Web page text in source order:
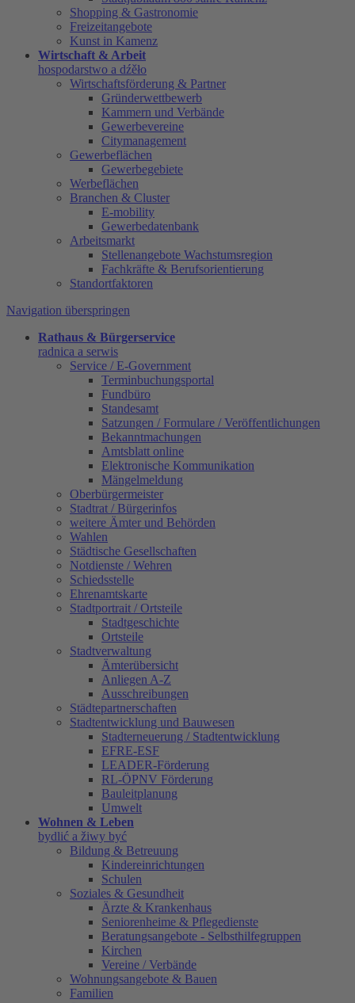
Shopping & Gastronomie
Freizeitangebote
Kunst in Kamenz
Wirtschaft & Arbeit
hospodarstwo a dźěło
Wirtschaftsförderung & Partner
Gründerwettbewerb
Kammern und Verbände
Gewerbevereine
Citymanagement
Gewerbeflächen
Gewerbegebiete
Werbeflächen
Branchen & Cluster
E-mobility
Gewerbedatenbank
Arbeitsmarkt
Stellenangebote Wachstumsregion
Fachkräfte & Berufsorientierung
Standortfaktoren
Navigation überspringen
Rathaus & Bürgerservice
radnica a serwis
Service / E-Government
Terminbuchungsportal
Fundbüro
Standesamt
Satzungen / Formulare / Veröffentlichungen
Bekanntmachungen
Amtsblatt online
Elektronische Kommunikation
Mängelmeldung
Oberbürgermeister
Stadtrat / Bürgerinfos
weitere Ämter und Behörden
Wahlen
Städtische Gesellschaften
Notdienste / Wehren
Schiedsstelle
Ehrenamtskarte
Stadtportrait / Ortsteile
Stadtgeschichte
Ortsteile
Stadtverwaltung
Ämterübersicht
Anliegen A-Z
Ausschreibungen
Städtepartnerschaften
Stadtentwicklung und Bauwesen
Stadterneuerung / Stadtentwicklung
EFRE-ESF
LEADER-Förderung
RL-ÖPNV Förderung
Bauleitplanung
Umwelt
Wohnen & Leben
bydlić a žiwy być
Bildung & Betreuung
Kindereinrichtungen
Schulen
Soziales & Gesundheit
Ärzte & Krankenhaus
Seniorenheime & Pflegedienste
Beratungsangebote - Selbsthilfegruppen
Kirchen
Vereine / Verbände
Wohnungsangebote & Bauen
Familien